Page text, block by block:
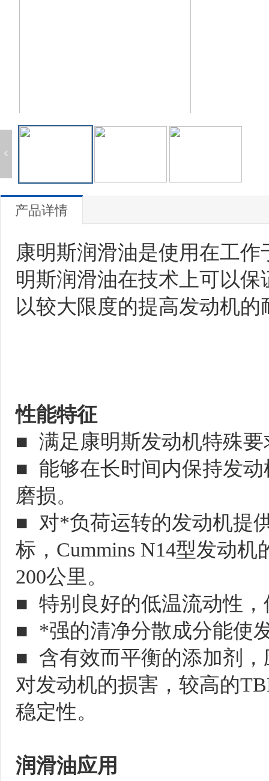
产品详情
康明斯润滑油是使用在工
明斯润滑油在技术上可以
以较大限度的提高发动机的
性能特征
■  满足康明斯发动机特殊
■  能够在长时间内保持发
磨损。
■  对*负荷运转的发动机提
标，Cummins N14型发动
200公里。
■  特别良好的低温流动性
■  *强的清净分散成分能使
■  含有效而平衡的添加剂
对发动机的损害，较高的
稳定性。
润滑油应用